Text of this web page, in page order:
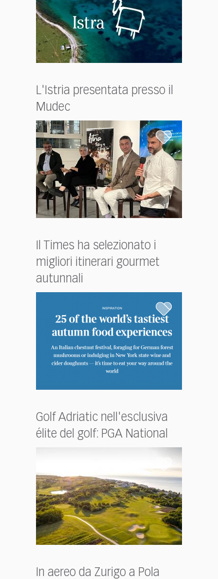
L'Istria presentata presso il
Mudec
Il Times ha selezionato i
migliori itinerari gourmet
autunnali
Golf Adriatic nell'esclusiva
élite del golf: PGA National
In aereo da Zurigo a Pola